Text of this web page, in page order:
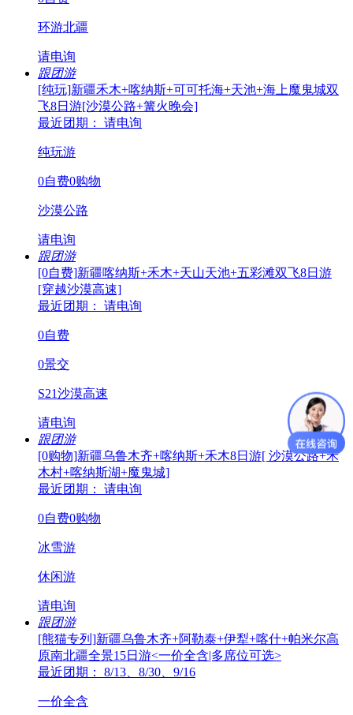
环游北疆
请电询
跟团游
[纯玩]新疆禾木+喀纳斯+可可托海+天池+海上魔鬼城双
飞8日游[沙漠公路+篝火晚会]
最近团期： 请电询
纯玩游
0自费0购物
沙漠公路
请电询
跟团游
[0自费]新疆喀纳斯+禾木+天山天池+五彩滩双飞8日游
[穿越沙漠高速]
最近团期： 请电询
0自费
0景交
S21沙漠高速
请电询
跟团游
[0购物]新疆乌鲁木齐+喀纳斯+禾木8日游[ 沙漠公路+禾
木村+喀纳斯湖+魔鬼城]
最近团期： 请电询
0自费0购物
冰雪游
休闲游
请电询
跟团游
[熊猫专列]新疆乌鲁木齐+阿勒泰+伊犁+喀什+帕米尔高
原南北疆全景15日游<一价全含|多席位可选>
最近团期： 8/13、8/30、9/16
一价全含